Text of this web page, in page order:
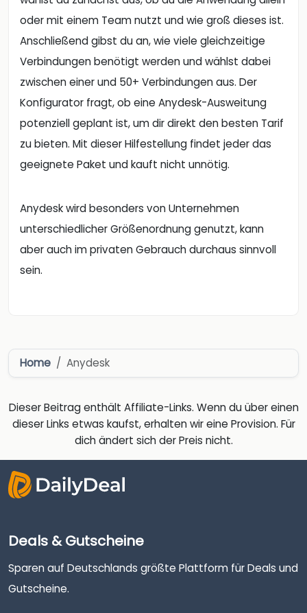
oder mit einem Team nutzt und wie groß dieses ist.
Anschließend gibst du an, wie viele gleichzeitige
Verbindungen benötigt werden und wählst dabei
zwischen einer und 50+ Verbindungen aus. Der
Konfigurator fragt, ob eine Anydesk-Ausweitung
potenziell geplant ist, um dir direkt den besten Tarif
zu bieten. Mit dieser Hilfestellung findet jeder das
geeignete Paket und kauft nicht unnötig.
Anydesk wird besonders von Unternehmen
unterschiedlicher Größenordnung genutzt, kann
aber auch im privaten Gebrauch durchaus sinnvoll
sein.
Home Anydesk
Dieser Beitrag enthält Affiliate-Links. Wenn du über einen
dieser Links etwas kaufst, erhalten wir eine Provision. Für
dich ändert sich der Preis nicht.
Deals & Gutscheine
Sparen auf Deutschlands größte Plattform für Deals und
Gutscheine.